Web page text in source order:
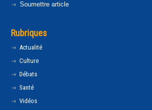
Soumettre article
Rubriques
Actualité
Culture
Débats
Santé
Vidéos